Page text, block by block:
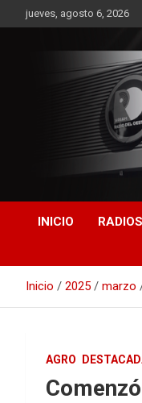
Saltar
al
jueves, agosto 6, 2026
RO
INICIO RADIOS
Inicio 2025 marzo
AGRO